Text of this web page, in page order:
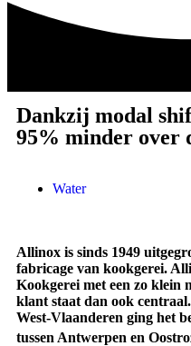
Dankzij modal
95% minder over
Water
Allinox is sinds 1949
fabricage van kookgerei.
Kookgerei met een zo klein
klant staat dan ook
West-Vlaanderen ging het
tussen Antwerpen en